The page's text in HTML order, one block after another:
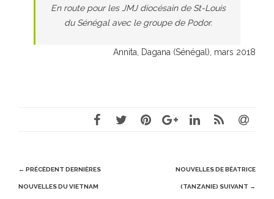
En route pour les JMJ diocésain de St-Louis
du Sénégal avec le groupe de Podor.
Annita, Dagana (Sénégal), mars 2018
Post
navigation
← PRÉCÉDENT DERNIÈRES
NOUVELLES DU VIETNAM
NOUVELLES DE BÉATRICE
(TANZANIE) SUIVANT →